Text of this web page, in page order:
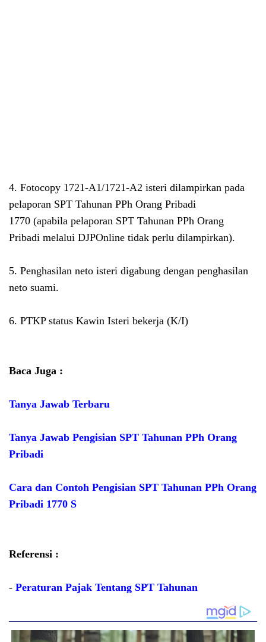
4. Fotocopy 1721-A1/1721-A2 isteri dilampirkan pada
pelaporan SPT Tahunan PPh Orang Pribadi
1770 (apabila pelaporan SPT Tahunan PPh Orang
Pribadi melalui DJPOnline tidak perlu dilampirkan).
5. Penghasilan neto isteri digabung dengan penghasilan
neto suami.
6. PTKP status Kawin Isteri bekerja (K/I)
Baca Juga :
Tanya Jawab Terbaru
Tanya Jawab Pengisian SPT Tahunan PPh Orang
Pribadi
Cara dan Contoh Pengisian SPT Tahunan PPh Orang
Pribadi 1770 S
Referensi :
- Peraturan Pajak Tentang SPT Tahunan